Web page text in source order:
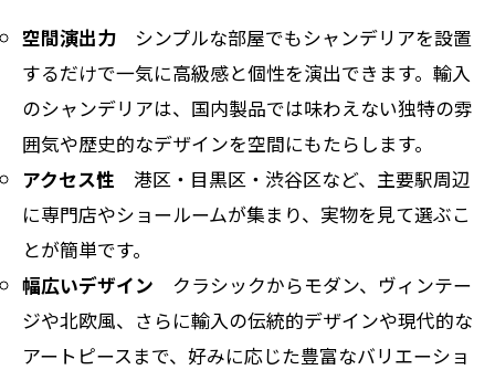
空間演出力 シンプルな部屋でもシャンデリアを設置
するだけで一気に高級感と個性を演出できます。輸入
のシャンデリアは、国内製品では味わえない独特の雰
囲気や歴史的なデザインを空間にもたらします。
アクセス性 港区・目黒区・渋谷区など、主要駅周辺
に専門店やショールームが集まり、実物を見て選ぶこ
とが簡単です。
幅広いデザイン クラシックからモダン、ヴィンテー
ジや北欧風、さらに輸入の伝統的デザインや現代的な
アートピースまで、好みに応じた豊富なバリエーショ